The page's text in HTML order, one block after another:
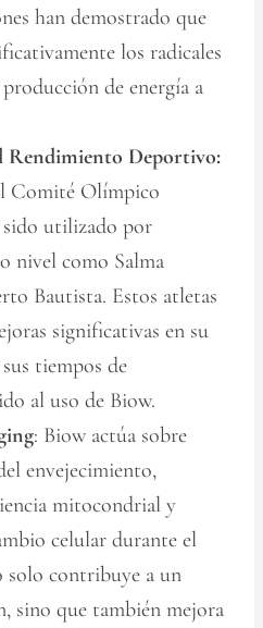
han demostrado que
los radicales
de energía a
Rendimiento Deportivo:
Comité Olímpico
sido utilizado por
nivel como Salma
Bautista. Estos atletas
significativas en su
tiempos de
al uso de Biow.
: Biow actúa sobre
envejecimiento,
mitocondrial y
celular durante el
solo contribuye a un
sino que también mejora